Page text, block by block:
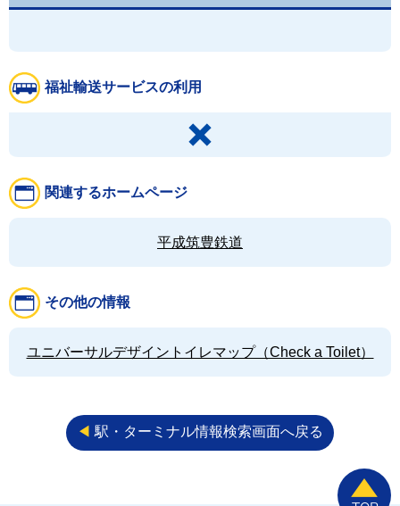
福祉輸送サービスの利用
関連するホームページ
平成筑豊鉄道
その他の情報
ユニバーサルデザイントイレマップ（Check a Toilet）
◀︎ 駅・ターミナル情報検索画面へ戻る